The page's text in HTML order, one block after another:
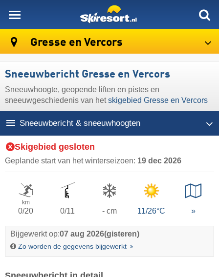
Gresse en Vercors
Sneeuwbericht Gresse en Vercors
Sneeuwhoogte, geopende liften en pistes en
sneeuwgeschiedenis van hetskigebied Gresse en Vercors
Sneeuwbericht & sneeuwhoogten
Skigebied gesloten
Geplande start van het winterseizoen: 19 dec 2026
km
0/20 0/11 - cm 11/26°C »
Bijgewerkt op:07 aug 2026(gisteren)
Zo worden de gegevens bijgewerkt